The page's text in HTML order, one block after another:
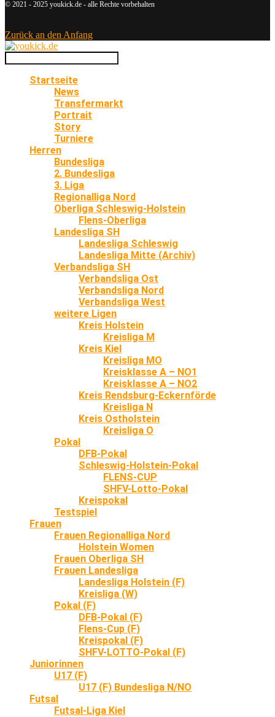
© 2021 - 2025 youkick.de - alle Rechte vorbehalten
Zurück an den Anfang
Startseite
News
Transfermarkt
Portrait
Story
Turniere
Herren
Bundesliga
2. Bundesliga
3. Liga
Regionalliga Nord
Oberliga Schleswig-Holstein
Flens-Oberliga
Landesliga SH
Landesliga Schleswig
Landesliga Mitte (Archiv)
Verbandsliga SH
Verbandsliga Ost
Verbandsliga Nord
Verbandsliga West
weitere Ligen
Kreis Holstein
Kreisliga M
Kreis Kiel
Kreisliga MO
Kreisklasse A – NO1
Kreisklasse A – NO2
Kreis Rendsburg-Eckernförde
Kreisliga N
Kreis Ostholstein
Kreisliga O
Pokal
DFB-Pokal
Schleswig-Holstein-Pokal
FLENS-CUP
SHFV-Lotto-Pokal
Kreispokal
Testspiel
Frauen
Frauen Regionalliga Nord
Holstein Women
Frauen Oberliga SH
Frauen Landesliga
Landesliga Holstein (F)
Kreisliga (W)
Pokal (F)
DFB-Pokal (F)
Flens-Cup (F)
Kreispokal (F)
SHFV-LOTTO-Pokal (F)
Juniorinnen
U17 (F)
U17 (F) Bundesliga N/NO
Futsal
Futsal-Liga Kiel